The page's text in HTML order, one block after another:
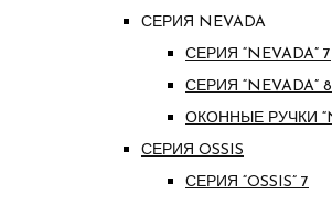
СЕРИЯ NEVADA
СЕРИЯ “NEVADA” 7
СЕРИЯ “NEVADA” 8
ОКОННЫЕ РУЧКИ
СЕРИЯ OSSIS
СЕРИЯ “OSSIS” 7